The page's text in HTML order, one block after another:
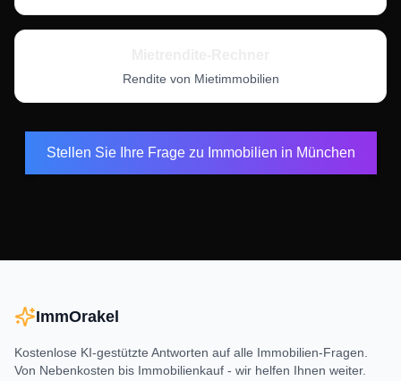
Rendite von Mietimmobilien
Stellen Sie Ihre Frage zu Immobilien in München
ImmOrakel
Kostenlose KI-gestützte Antworten auf alle Immobilien-Fragen.
Von Nebenkosten bis Immobilienkauf - wir helfen Ihnen weiter.